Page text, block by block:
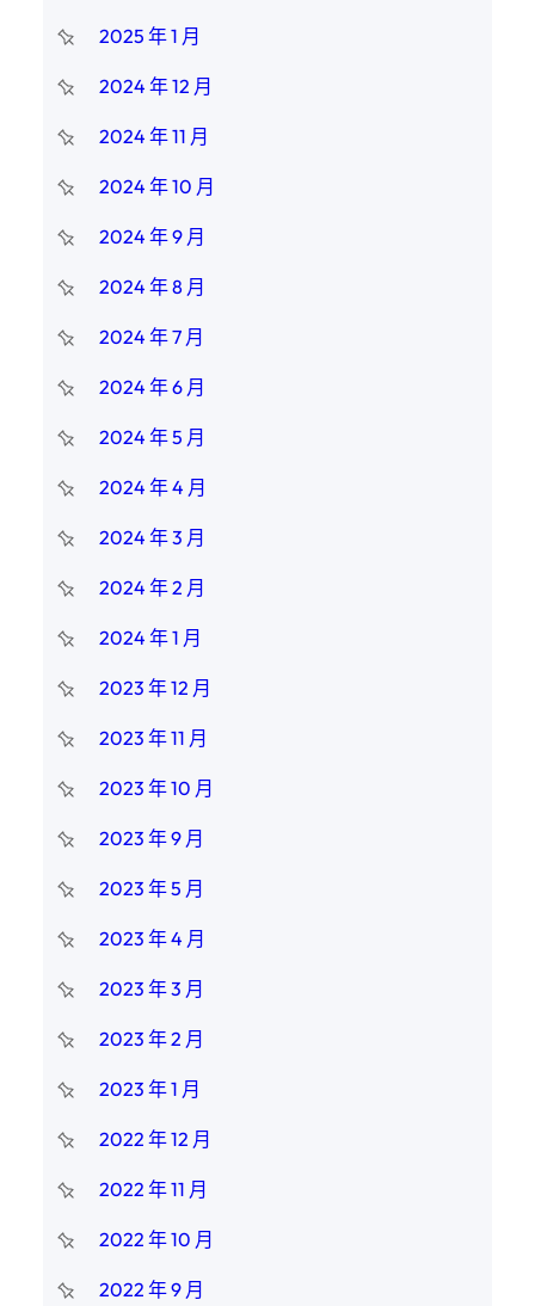
2025 年 1 月
2024 年 12 月
2024 年 11 月
2024 年 10 月
2024 年 9 月
2024 年 8 月
2024 年 7 月
2024 年 6 月
2024 年 5 月
2024 年 4 月
2024 年 3 月
2024 年 2 月
2024 年 1 月
2023 年 12 月
2023 年 11 月
2023 年 10 月
2023 年 9 月
2023 年 5 月
2023 年 4 月
2023 年 3 月
2023 年 2 月
2023 年 1 月
2022 年 12 月
2022 年 11 月
2022 年 10 月
2022 年 9 月